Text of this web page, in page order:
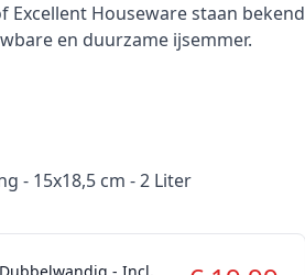
Excellent Houseware staan bekend
en duurzame ijsemmer.
- 15x18,5 cm - 2 Liter